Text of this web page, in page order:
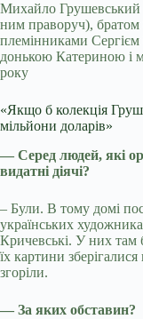
Михайло Грушевський
ним праворуч),
племінниками
донькою Катериною і
року
«Якщо б колекція
мільйони доларів»
— Серед людей, які
видатні діячі?
– Були. В тому домі
українських
Кричевські. У них там
їх картини
згоріли.
— За яких обставин?